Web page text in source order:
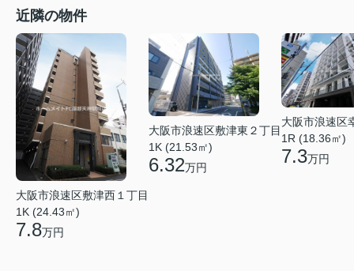
近隣の物件
大阪市浪速区敷津西１丁目
1K (24.43㎡)
7.8万円
大阪市浪速区敷津東２丁目
1K (21.53㎡)
6.32万円
大阪市浪速区
1R (18.36㎡)
7.3万円